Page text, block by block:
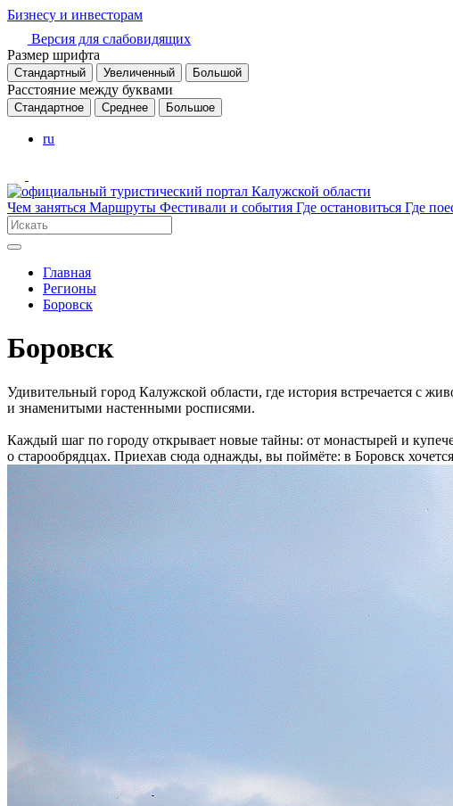
Бизнесу и инвесторам
Версия для слабовидящих
Размер шрифта
Стандартный Увеличенный Большой
Расстояние между буквами
Стандартное Среднее Большое
ru
Чем заняться Маршруты Фестивали и события Где остановиться Где
Главная
Регионы
Боровск
Боровск
Удивительный город Калужской области, где история встречается с
и знаменитыми настенными росписями.
Каждый шаг по городу открывает новые тайны: от монастырей и
о старообрядцах. Приехав сюда однажды, вы поймёте: в Боровск